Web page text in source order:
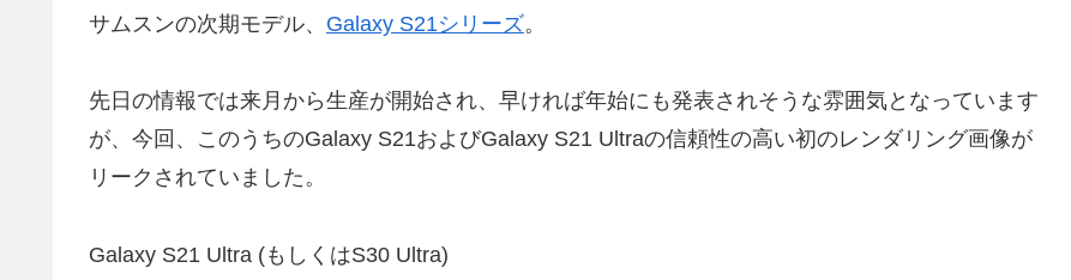
サムスンの次期モデル、 Galaxy S21シリーズ。
先日の情報では来月から生産が開始され、早ければ年始にも発表されそうな雰囲気となっています
が、今回、このうちのGalaxy S21およびGalaxy S21 Ultraの信頼性の高い初のレンダリング画像が
リークされていました。
Galaxy S21 Ultra (もしくはS30 Ultra)